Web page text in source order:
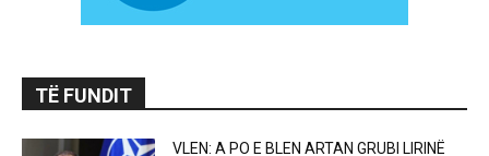
TË FUNDIT
VLEN: A PO E BLEN ARTAN GRUBI LIRINË